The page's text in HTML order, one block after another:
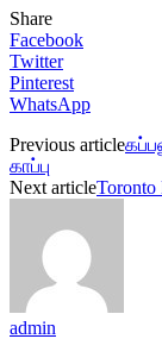
Share
Facebook
Twitter
Pinterest
WhatsApp
Previous article
காப்பு
Next article
admin